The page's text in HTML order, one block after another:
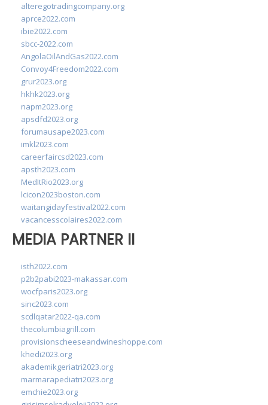
alteregotradingcompany.org
aprce2022.com
ibie2022.com
sbcc-2022.com
AngolaOilAndGas2022.com
Convoy4Freedom2022.com
grur2023.org
hkhk2023.org
napm2023.org
apsdfd2023.org
forumausape2023.com
imkl2023.com
careerfaircsd2023.com
apsth2023.com
MedItRio2023.org
lcicon2023boston.com
waitangidayfestival2022.com
vacancesscolaires2022.com
MEDIA PARTNER II
isth2022.com
p2b2pabi2023-makassar.com
wocfparis2023.org
sinc2023.com
scdlqatar2022-qa.com
thecolumbiagrill.com
provisionscheeseandwineshoppe.com
khedi2023.org
akademikgeriatri2023.org
marmarapediatri2023.org
emchie2023.org